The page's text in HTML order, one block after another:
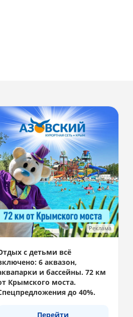
Реклама
с детьми всё
6 аквазон,
и бассейны. 72 км
Крымского моста.
до 40%.
Перейти